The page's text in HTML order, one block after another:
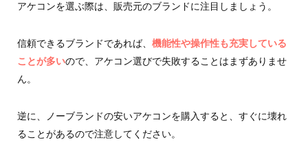
アケコンを選ぶ際は、販売元のブランドに注目しましょう。
信頼できるブランドであれば、 機能性や操作性も充実している
ことが多いので、アケコン選びで失敗することはまずありませ
ん。
逆に、ノーブランドの安いアケコンを購入すると、すぐに壊れ
ることがあるので注意してください。